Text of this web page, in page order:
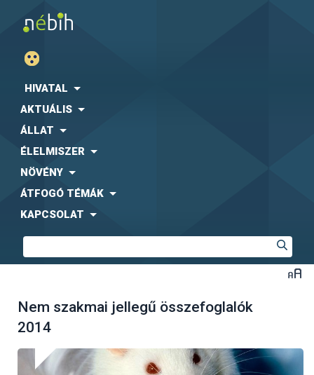
HIVATAL
AKTUÁLIS
ÁLLAT
ÉLELMISZER
NÖVÉNY
ÁTFOGÓ TÉMÁK
KAPCSOLAT
Nem szakmai jellegű összefoglalók
2014